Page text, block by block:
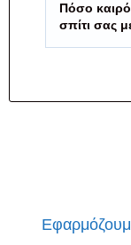
Πόσο
σπίτι σας